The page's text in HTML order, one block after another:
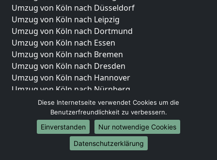
Umzug von Köln nach Düsseldorf
Umzug von Köln nach Leipzig
Umzug von Köln nach Dortmund
Umzug von Köln nach Essen
Umzug von Köln nach Bremen
Umzug von Köln nach Dresden
Umzug von Köln nach Hannover
Umzug von Köln nach Nürnberg
Umzug von Köln nach Duisburg
Umzug von Köln nach Bochum
Umzug von Köln nach Wuppertal
Umzug von Köln nach Bielefeld
Umzug von Köln nach Bonn
Diese Internetseite verwendet Cookies um die
Benutzerfreundlichkeit zu verbessern.
Einverstanden
Nur notwendige Cookies
Datenschutzerklärung